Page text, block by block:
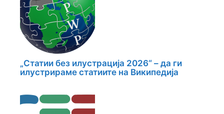
„Статии без илустрација 2026“ – да ги
илустрираме статиите на Википедија